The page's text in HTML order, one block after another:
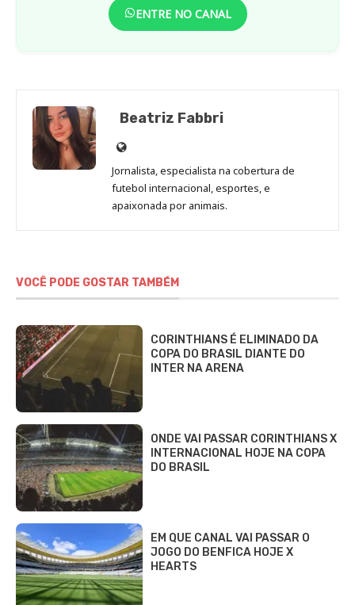
ENTRE NO CANAL
Beatriz Fabbri
Site
de
Beatriz
Fabbri
Jornalista, especialista na cobertura de
futebol internacional, esportes, e
apaixonada por animais.
VOCÊ PODE GOSTAR TAMBÉM
CORINTHIANS É ELIMINADO DA
COPA DO BRASIL DIANTE DO
INTER NA ARENA
ONDE VAI PASSAR CORINTHIANS X
INTERNACIONAL HOJE NA COPA
DO BRASIL
EM QUE CANAL VAI PASSAR O
JOGO DO BENFICA HOJE X
HEARTS